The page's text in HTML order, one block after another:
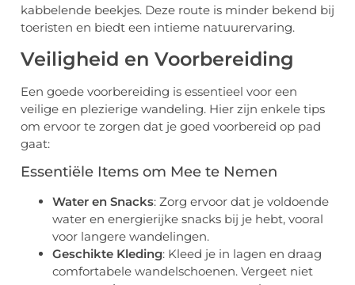
kabbelende beekjes. Deze route is minder bekend bij
toeristen en biedt een intieme natuurervaring.
Veiligheid en Voorbereiding
Een goede voorbereiding is essentieel voor een
veilige en plezierige wandeling. Hier zijn enkele tips
om ervoor te zorgen dat je goed voorbereid op pad
gaat:
Essentiële Items om Mee te Nemen
Water en Snacks: Zorg ervoor dat je voldoende
water en energierijke snacks bij je hebt, vooral
voor langere wandelingen.
Geschikte Kleding: Kleed je in lagen en draag
comfortabele wandelschoenen. Vergeet niet